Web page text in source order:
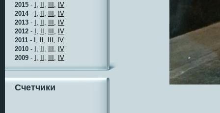
2015 - I, II, III, IV
2014- I, II, III, IV
2013 - I, II, III, IV
2012 - I, II, III, IV
2011 - I, II, III, IV
2010 - I, II, III, IV
2009 - I, II, III, IV
Счетчики